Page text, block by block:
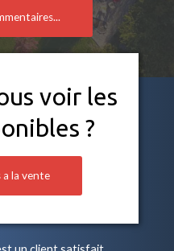
voir les
?
a la vente